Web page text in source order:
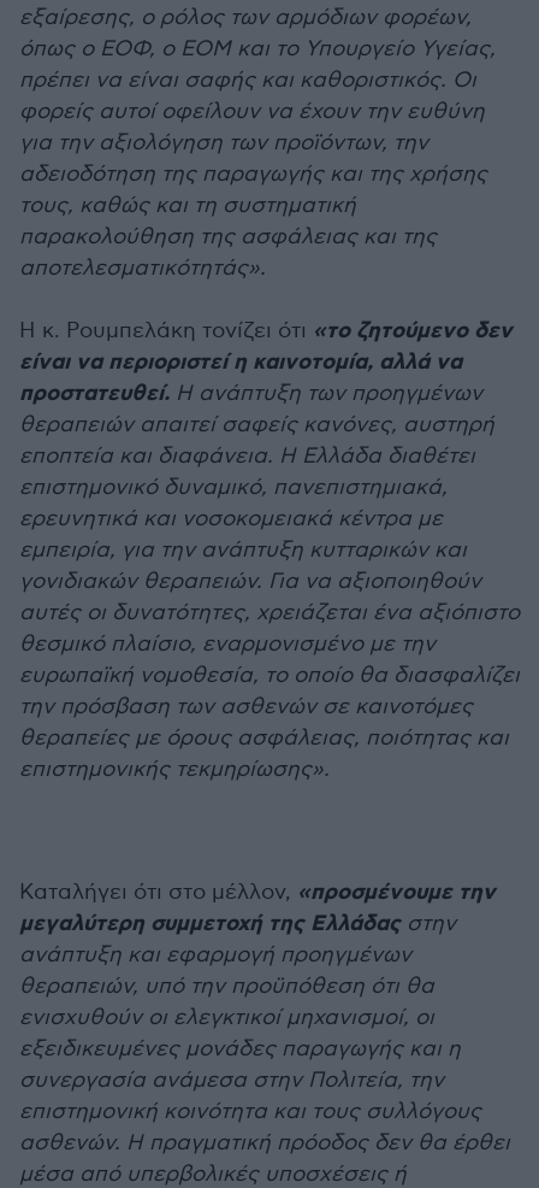
εξαίρεσης, ο ρόλος των αρμόδιων φορέων,
όπως ο ΕΟΦ, ο ΕΟΜ και το Υπουργείο Υγείας,
πρέπει να είναι σαφής και καθοριστικός. Οι
φορείς αυτοί οφείλουν να έχουν την ευθύνη
για την αξιολόγηση των προϊόντων, την
αδειοδότηση της παραγωγής και της χρήσης
τους, καθώς και τη συστηματική
παρακολούθηση της ασφάλειας και της
αποτελεσματικότητάς».
Η κ. Ρουμπελάκη τονίζει ότι «το ζητούμενο δεν
είναι να περιοριστεί η καινοτομία, αλλά να
προστατευθεί. Η ανάπτυξη των προηγμένων
θεραπειών απαιτεί σαφείς κανόνες, αυστηρή
εποπτεία και διαφάνεια. Η Ελλάδα διαθέτει
επιστημονικό δυναμικό, πανεπιστημιακά,
ερευνητικά και νοσοκομειακά κέντρα με
εμπειρία, για την ανάπτυξη κυτταρικών και
γονιδιακών θεραπειών. Για να αξιοποιηθούν
αυτές οι δυνατότητες, χρειάζεται ένα αξιόπιστο
θεσμικό πλαίσιο, εναρμονισμένο με την
ευρωπαϊκή νομοθεσία, το οποίο θα διασφαλίζει
την πρόσβαση των ασθενών σε καινοτόμες
θεραπείες με όρους ασφάλειας, ποιότητας και
επιστημονικής τεκμηρίωσης».
Καταλήγει ότι στο μέλλον, «προσμένουμε την
μεγαλύτερη συμμετοχή της Ελλάδαςστην
ανάπτυξη και εφαρμογή προηγμένων
θεραπειών, υπό την προϋπόθεση ότι θα
ενισχυθούν οι ελεγκτικοί μηχανισμοί, οι
εξειδικευμένες μονάδες παραγωγής και η
συνεργασία ανάμεσα στην Πολιτεία, την
επιστημονική κοινότητα και τους συλλόγους
ασθενών. Η πραγματική πρόοδος δεν θα έρθει
μέσα από υπερβολικές υποσχέσεις ή